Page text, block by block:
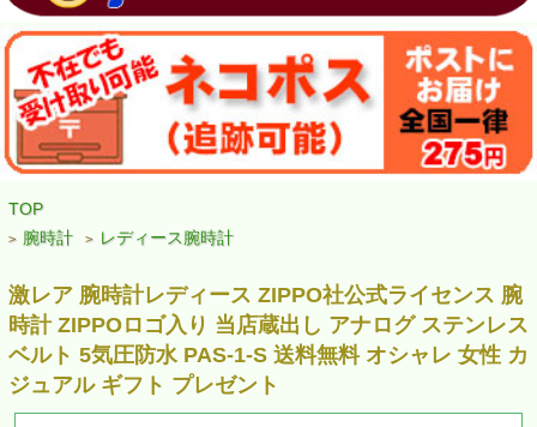
TOP
> 腕時計 > レディース腕時計
激レア 腕時計レディース ZIPPO社公式ライセンス 腕
時計 ZIPPOロゴ入り 当店蔵出し アナログ ステンレス
ベルト 5気圧防水 PAS-1-S 送料無料 オシャレ 女性 カ
ジュアル ギフト プレゼント